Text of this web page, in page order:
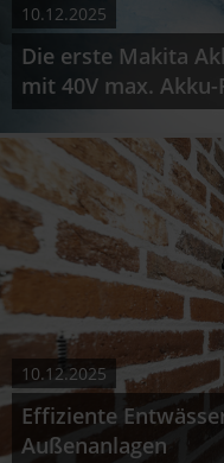
10.12.2025
Die erste Makita
mit 40V max.
10.12.2025
Effiziente
Außenanlagen